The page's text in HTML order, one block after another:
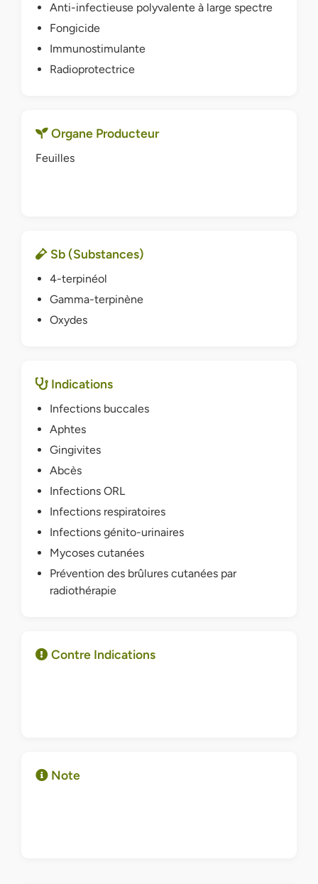
Anti-infectieuse polyvalente à large spectre
Fongicide
Immunostimulante
Radioprotectrice
Organe Producteur
Feuilles
Sb (Substances)
4-terpinéol
Gamma-terpinène
Oxydes
Indications
Infections buccales
Aphtes
Gingivites
Abcès
Infections ORL
Infections respiratoires
Infections génito-urinaires
Mycoses cutanées
Prévention des brûlures cutanées par
radiothérapie
Contre Indications
Note